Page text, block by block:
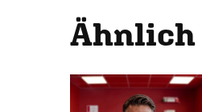
Ähnlich